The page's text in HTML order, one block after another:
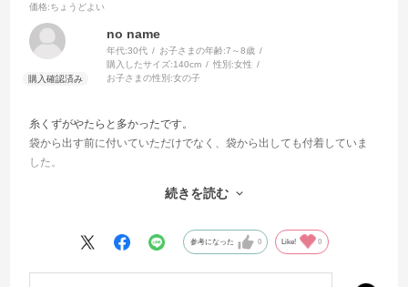
価格:ちょうどよい
no name
年代:30代 お子さまの年齢:7～8歳
購入したサイズ:140cm 性別:女性
お子さまの性別:女の子
糸くずがやたらと多かったです。
袋から出す前に付いていただけでなく、袋から出しても付着していま
した。
来年用に買ったので、着れないことはないので、糸くずを取り払っ
続きを読む
参考になった 0 Like! 0